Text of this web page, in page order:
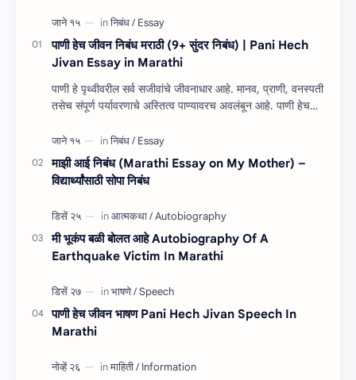
पाणी हेच जीवन निबंध मराठी (9+ सुंदर निबंध) | Pani Hech
Jivan Essay in Marathi
पाणी हे पृथ्वीवरील सर्व सजीवांचे जीवनाधार आहे. मानव, प्राणी, वनस्पती
तसेच संपूर्ण पर्यावरणाचे अस्तित्व पाण्यावरच अवलंबून आहे. पाणी हेच
माझी आई निबंध (Marathi Essay on My Mother) –
विद्यार्थ्यांसाठी सोपा निबंध
मी भूकंप बळी बोलत आहे Autobiography Of A
Earthquake Victim In Marathi
पाणी हेच जीवन भाषण Pani Hech Jivan Speech In
Marathi